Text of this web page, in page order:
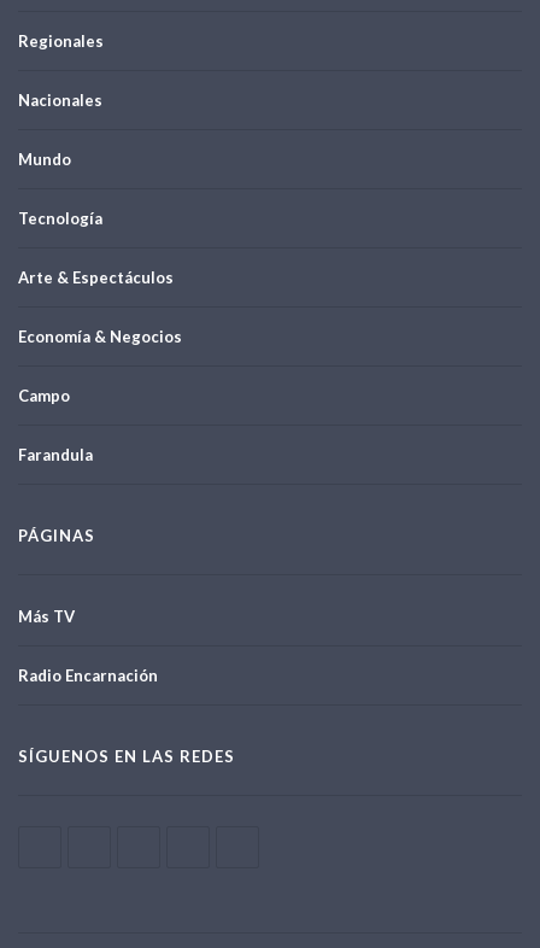
Regionales
Nacionales
Mundo
Tecnología
Arte & Espectáculos
Economía & Negocios
Campo
Farandula
PÁGINAS
Más TV
Radio Encarnación
SÍGUENOS EN LAS REDES